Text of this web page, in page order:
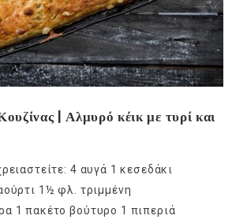
| Αλμυρό κέικ με τυρί και
4 αυγά 1 κεσεδάκι
1½ φλ. τριμμένη
1 πακέτο βούτυρο 1 πιπεριά